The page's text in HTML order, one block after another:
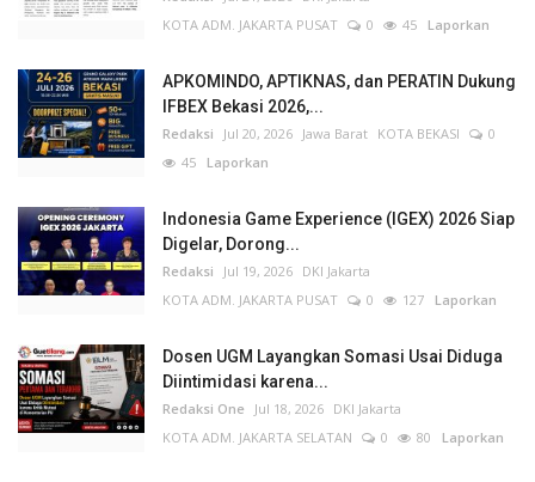
KOTA ADM. JAKARTA PUSAT
0 45 Laporkan
APKOMINDO, APTIKNAS, dan PERATIN Dukung
IFBEX Bekasi 2026,...
Redaksi Jul 20, 2026 Jawa Barat KOTA BEKASI
0
45 Laporkan
Indonesia Game Experience (IGEX) 2026 Siap
Digelar, Dorong...
Redaksi Jul 19, 2026 DKI Jakarta
KOTA ADM. JAKARTA PUSAT
0 127 Laporkan
Dosen UGM Layangkan Somasi Usai Diduga
Diintimidasi karena...
Redaksi One Jul 18, 2026 DKI Jakarta
KOTA ADM. JAKARTA SELATAN
0 80 Laporkan